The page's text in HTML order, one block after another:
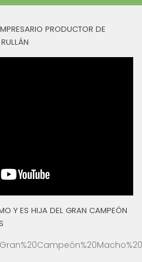
PRODUCTOR DE
Y ES HIJA DEL GRAN CAMPEÓN